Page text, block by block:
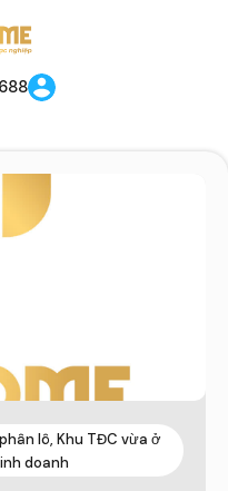
lô, Khu TĐC vừa ở
doanh